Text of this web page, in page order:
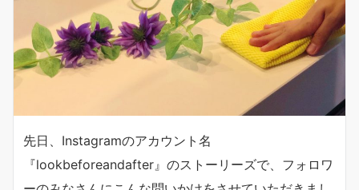
先日、Instagramのアカウント名
『lookbeforeandafter』のストーリーズで、フォロワ